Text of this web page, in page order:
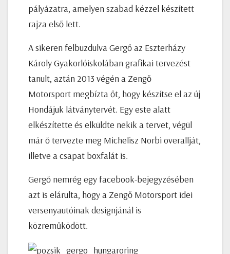
pályázatra, amelyen szabad kézzel készített
rajza első lett.
A sikeren felbuzdulva Gergő az Eszterházy
Károly Gyakorlóiskolában grafikai tervezést
tanult, aztán 2013 végén a Zengő
Motorsport megbízta őt, hogy készítse el az új
Hondájuk látványtervét. Egy este alatt
elkészítette és elküldte nekik a tervet, végül
már ő tervezte meg Michelisz Norbi overallját,
illetve a csapat boxfalát is.
Gergő nemrég egy facebook-bejegyzésében
azt is elárulta, hogy a Zengő Motorsport idei
versenyautóinak designjánál is
közreműködött.